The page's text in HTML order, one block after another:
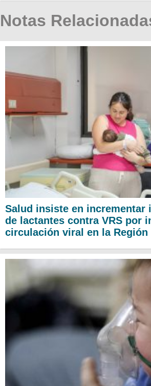
Notas
Salud insiste en incrementar
de lactantes contra VRS por
circulación viral en la Región